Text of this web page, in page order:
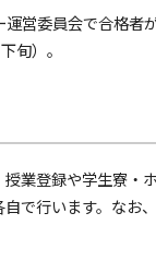
営委員会で合格者
旬）。
業登録や学生寮・
で行います。なお